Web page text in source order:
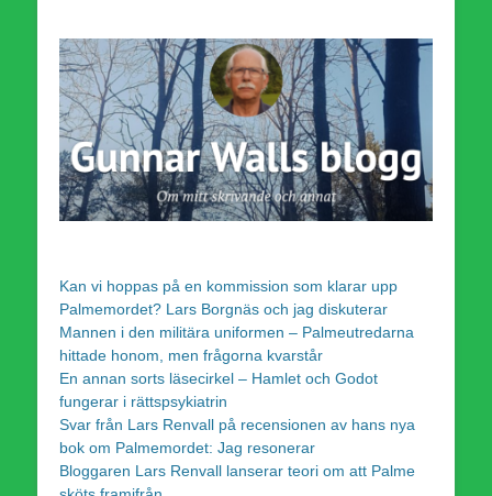
Kan vi hoppas på en kommission som klarar upp
Palmemordet? Lars Borgnäs och jag diskuterar
Mannen i den militära uniformen – Palmeutredarna
hittade honom, men frågorna kvarstår
En annan sorts läsecirkel – Hamlet och Godot
fungerar i rättspsykiatrin
Svar från Lars Renvall på recensionen av hans nya
bok om Palmemordet: Jag resonerar
Bloggaren Lars Renvall lanserar teori om att Palme